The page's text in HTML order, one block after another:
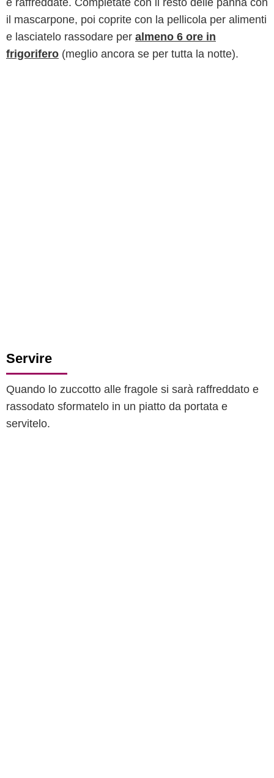
e raffreddate. Completate con il resto delle panna con
il mascarpone, poi coprite con la pellicola per alimenti
e lasciatelo rassodare per almeno 6 ore in
frigorifero (meglio ancora se per tutta la notte).
Servire
Quando lo zuccotto alle fragole si sarà raffreddato e
rassodato sformatelo in un piatto da portata e
servitelo.